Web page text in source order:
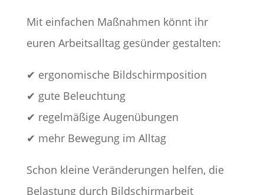
Mit einfachen Maßnahmen könnt ihr
euren Arbeitsalltag gesünder gestalten:
✔ ergonomische Bildschirmposition
✔ gute Beleuchtung
✔ regelmäßige Augenübungen
✔ mehr Bewegung im Alltag
Schon kleine Veränderungen helfen, die
Belastung durch Bildschirmarbeit